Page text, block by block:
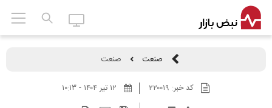
صنعت صنعت
کد خبر: ۲۲۰۰۱۹